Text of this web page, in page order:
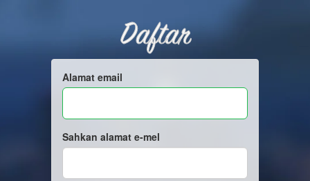
Daftar
Alamat email
Sahkan alamat e-mel